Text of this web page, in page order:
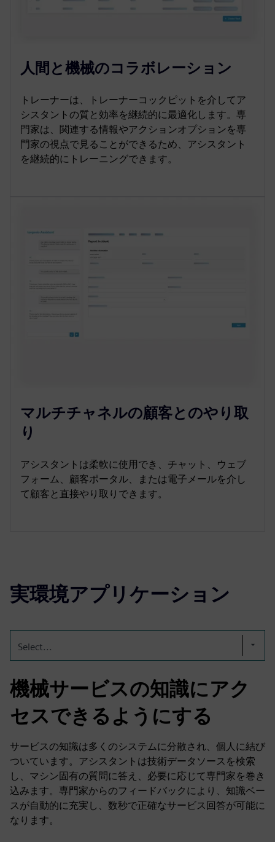
人間と機械のコラボレーション
トレーナーは、トレーナーコックピットを介してア
シスタントの質と効率を継続的に最適化します。専
門家は、関連する情報やアクションオプションを専
門家の視点で見ることができるため、アシスタント
を継続的にトレーニングできます。
マルチチャネルの顧客とのやり取
り
アシスタントは柔軟に使用でき、チャット、ウェブ
フォーム、顧客ポータル、または電子メールを介し
て顧客と直接やり取りできます。
実環境アプリケーション
Select...
機械サービスの知識にアク
セスできるようにする
サービスの知識は多くのシステムに分散され、個人に結び
ついています。アシスタントは技術データソースを検索
し、マシン固有の質問に答え、必要に応じて専門家を巻き
込みます。専門家からのフィードバックにより、知識ベー
スが自動的に充実し、数秒で正確なサービス回答が可能に
なります。